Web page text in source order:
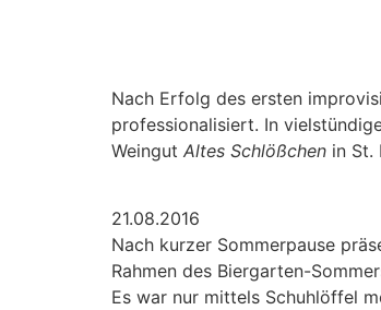
Nach Erfolg des ersten
professionalisiert. In
Weingut Altes Schlößchen in St.
21.08.2016
Nach kurzer Sommerpause
Rahmen des Biergarten-
Es war nur mittels Schuhlöffel